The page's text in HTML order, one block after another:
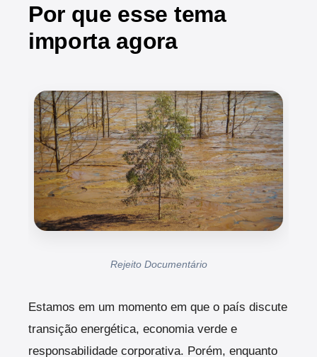
Por que esse tema
importa agora
Rejeito Documentário
Estamos em um momento em que o país discute
transição energética, economia verde e
responsabilidade corporativa. Porém, enquanto